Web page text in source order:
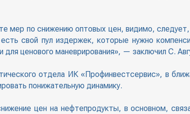
мер по снижению оптовых цен, видимо,
свой пул издержек, которые нужно
ценового маневрирования», — заключил С.
отдела ИК «Профинвестсервис», в
понижательную динамику.
цен на нефтепродукты, в основном,